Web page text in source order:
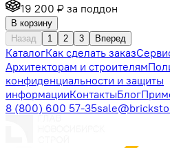
19 200 ₽ за поддон
В корзину
Назад
1 2 3 Вперед
КаталогКак сделать заказ
Архитекторам и строителям
конфиденциальности и защиты
информацииКонтактыБлог
8 (800) 600 57-35